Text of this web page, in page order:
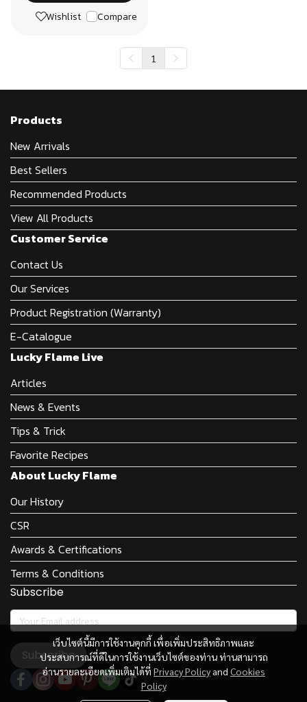
Wishlist Compare
1
เว็บไซต์นี้มีการใช้งานคุกกี้ เพื่อเพิ่มประสิทธิภาพและ
ประสบการณ์ที่ดีในการใช้งานเว็บไซต์ของท่าน ท่านสามารถ
อ่านรายละเอียดเพิ่มเติมได้ที่ Privacy Policy and Cookies
Policy
Products
New Arrivals
Best Sellers
Recommended Products
View All Products
Customer Service
Contact Us
Our Services
Product Registration (Warranty)
E-Catalogue
Lucky Flame Live
Articles
News & Events
Tips & Trick
Favorite Recipes
About Lucky Flame
Our History
CSR
Awards & Certifications
Terms & Conditions
Subscribe
Subscribe